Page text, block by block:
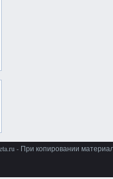
- При копировании